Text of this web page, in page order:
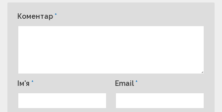
Коментар *
Ім'я * Email*